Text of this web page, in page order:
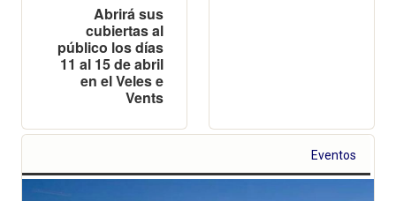
Abrirá sus
cubiertas al
público los días
11 al 15 de abril
en el Veles e
Vents
Eventos